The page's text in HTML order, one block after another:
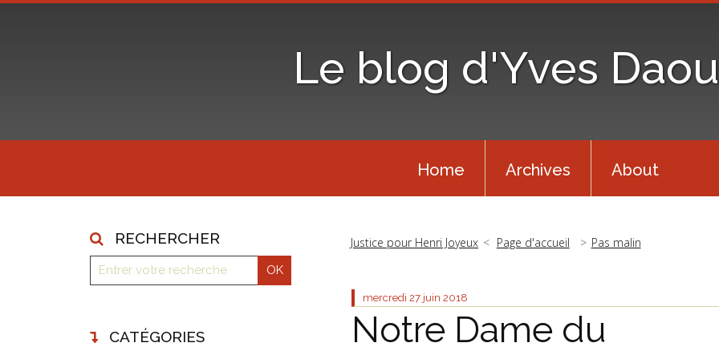
Le blog d'Yves
Home Archives About
RECHERCHER
CATÉGORIES
Justice pour Henri Joyeux Page d'accueil Pas malin
mercredi 27 juin 2018
Notre Dame du